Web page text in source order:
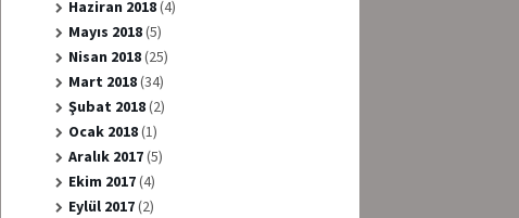
Haziran 2018(4)
Mayıs 2018(5)
Nisan 2018(25)
Mart 2018(34)
Şubat 2018(2)
Ocak 2018(1)
Aralık 2017(5)
Ekim 2017(4)
Eylül 2017(2)